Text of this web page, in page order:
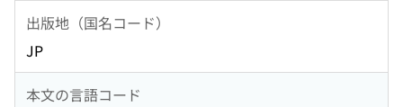
出版地（国名コード）
JP
本文の言語コード